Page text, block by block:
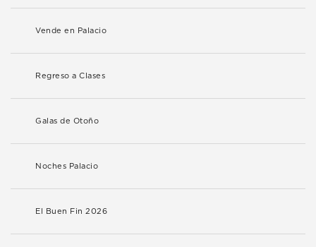
Vende en Palacio
Regreso a Clases
Galas de Otoño
Noches Palacio
El Buen Fin 2026